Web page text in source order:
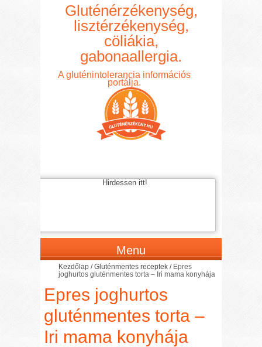
Gluténérzékenység,
lisztérzékenység,
cöliákia,
gabonaallergia.
A gluténintolerancia információs
portálja.
Hirdessen itt!
Menu
Kezdőlap /Gluténmentes receptek / Epres
joghurtos gluténmentes torta – Iri mama konyhája
Epres joghurtos
gluténmentes torta –
Iri mama konyhája